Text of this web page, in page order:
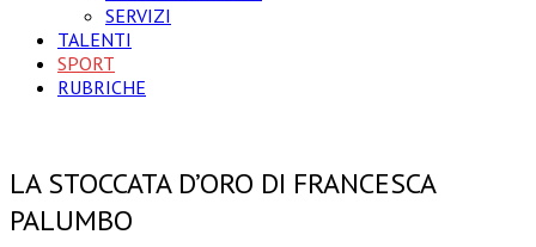
SERVIZI
TALENTI
SPORT
RUBRICHE
LA STOCCATA D’ORO DI FRANCESCA
PALUMBO